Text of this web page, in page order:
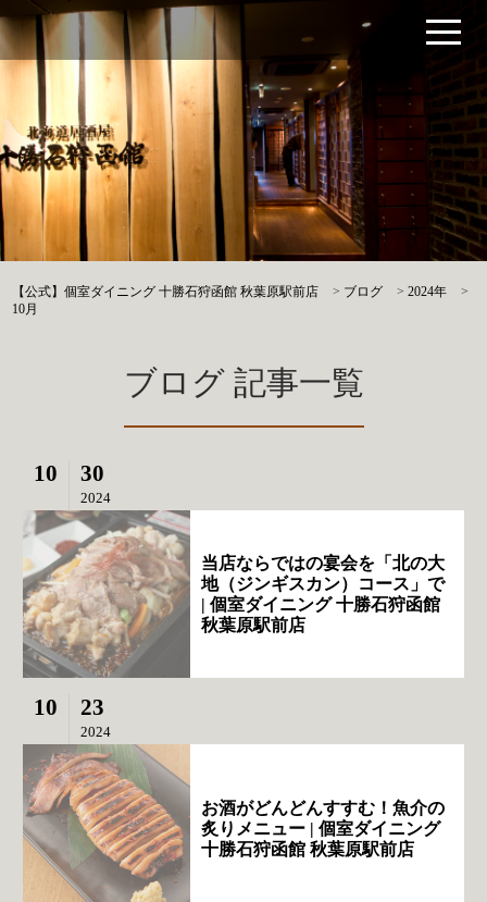
【公式】個室ダイニング 十勝石狩函館 秋葉原駅前店 > ブログ >2024年
>
10月
ブログ 記事一覧
10 30
2024
当店ならではの宴会を「北の大
地（ジンギスカン）コース」で
| 個室ダイニング 十勝石狩函館
秋葉原駅前店
10 23
2024
お酒がどんどんすすむ！魚介の
炙りメニュー | 個室ダイニング
十勝石狩函館 秋葉原駅前店